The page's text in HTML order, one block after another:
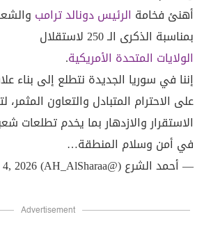
أهنئ فخامة الرئيس دونالد ترامب
بمناسبة الذكرى الـ 250 لاستقلال
الولايات المتحدة الأمريكية.
إننا في سوريا الجديدة نتطلع إلى بناء
على الاحترام المتبادل والتعاون المثمر،
الاستقرار والازدهار بما يخدم تطلعات
في أمن وسلام المنطقة…
— أحمد الشرع (@AH_AlSharaa)
2026
Advertisement